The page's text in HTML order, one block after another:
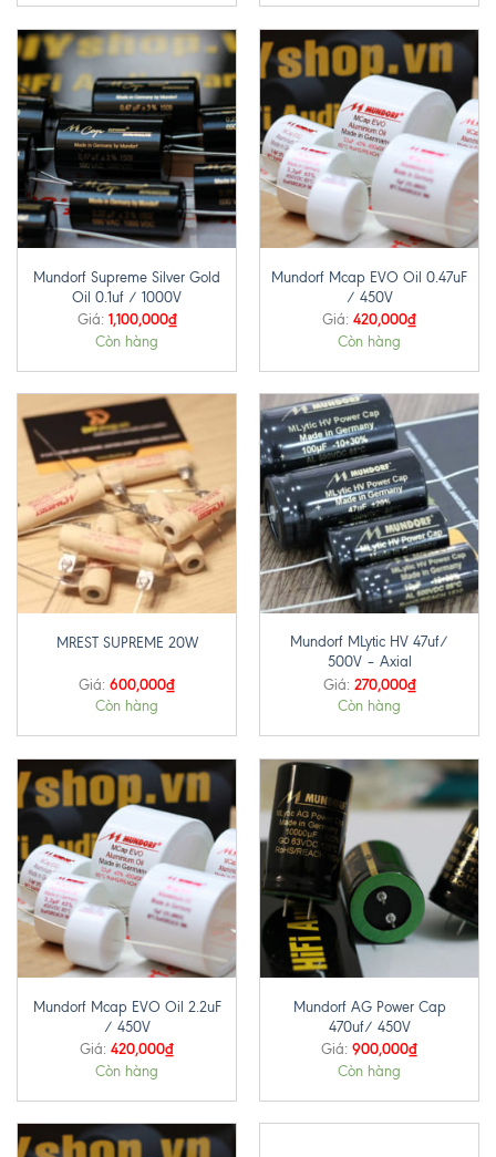
Mundorf Supreme Silver Gold
Oil 0.1uf / 1000V
Giá: 1,100,000₫
Còn hàng
Mundorf Mcap EVO Oil 0.47uF
/ 450V
Giá: 420,000₫
Còn hàng
MREST SUPREME 20W
Giá: 600,000₫
Còn hàng
Mundorf MLytic HV 47uf/
500V – Axial
Giá: 270,000₫
Còn hàng
Mundorf Mcap EVO Oil 2.2uF
/ 450V
Giá: 420,000₫
Còn hàng
Mundorf AG Power Cap
470uf/ 450V
Giá: 900,000₫
Còn hàng